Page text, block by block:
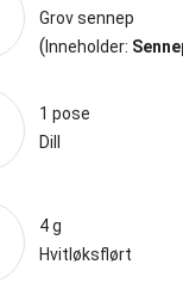
Grov sennep
(Inneholder:
1 pose
Dill
4 g
Hvitløksflørt